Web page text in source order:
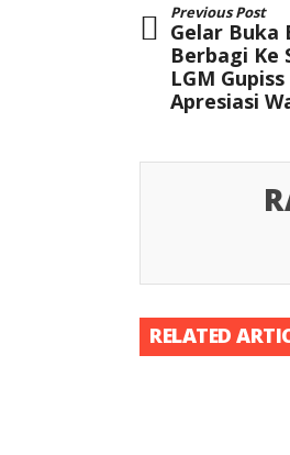
Previous Post
Gelar Buka
Berbagi Ke
LGM
Apresiasi
RELATED